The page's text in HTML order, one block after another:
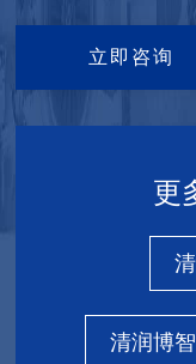
立即咨询
更
清润博